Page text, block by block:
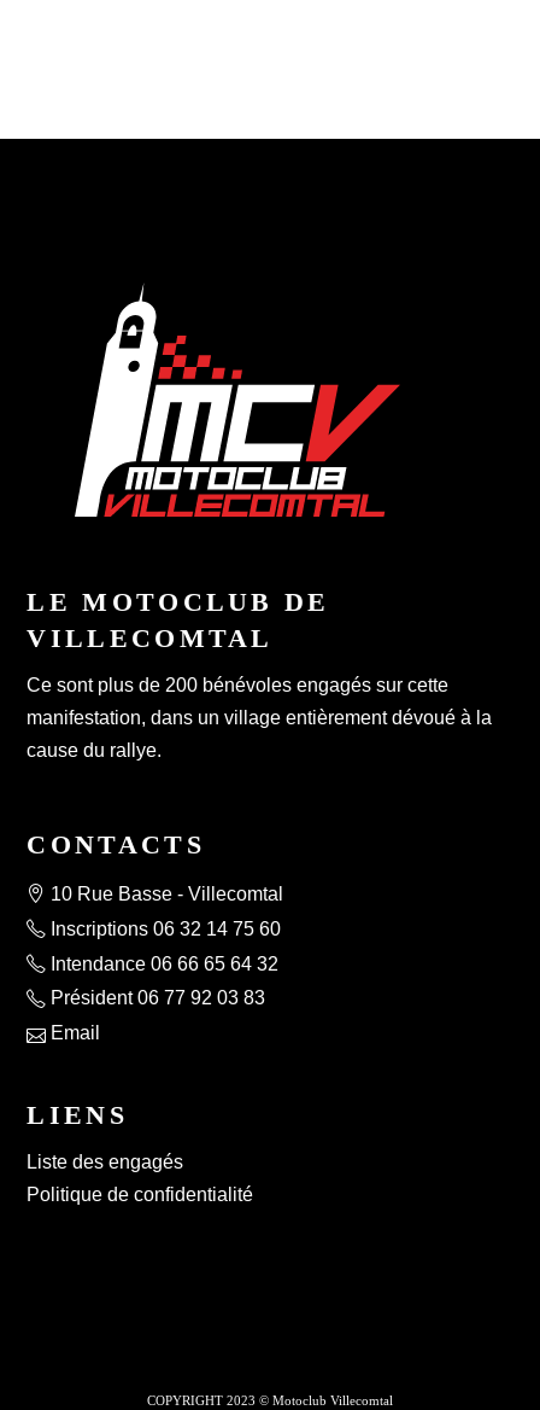
LE MOTOCLUB DE
VILLECOMTAL
Ce sont plus de 200 bénévoles engagés sur cette
manifestation, dans un village entièrement dévoué à la
cause du rallye.
CONTACTS
10 Rue Basse - Villecomtal
Inscriptions 06 32 14 75 60
Intendance 06 66 65 64 32
Président 06 77 92 03 83
Email
LIENS
Liste des engagés
Politique de confidentialité
COPYRIGHT 2023 © Motoclub Villecomtal